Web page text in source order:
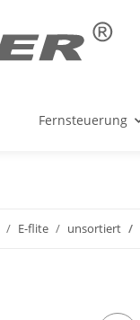
Fernsteuerung
E-flite unsortiert